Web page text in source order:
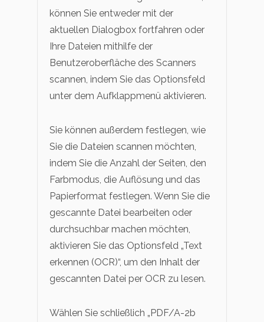
können Sie entweder mit der
aktuellen Dialogbox fortfahren oder
Ihre Dateien mithilfe der
Benutzeroberfläche des Scanners
scannen, indem Sie das Optionsfeld
unter dem Aufklappmenü aktivieren.
Sie können außerdem festlegen, wie
Sie die Dateien scannen möchten,
indem Sie die Anzahl der Seiten, den
Farbmodus, die Auflösung und das
Papierformat festlegen. Wenn Sie die
gescannte Datei bearbeiten oder
durchsuchbar machen möchten,
aktivieren Sie das Optionsfeld „Text
erkennen (OCR)“, um den Inhalt der
gescannten Datei per OCR zu lesen.
Wählen Sie schließlich „PDF/A-2b